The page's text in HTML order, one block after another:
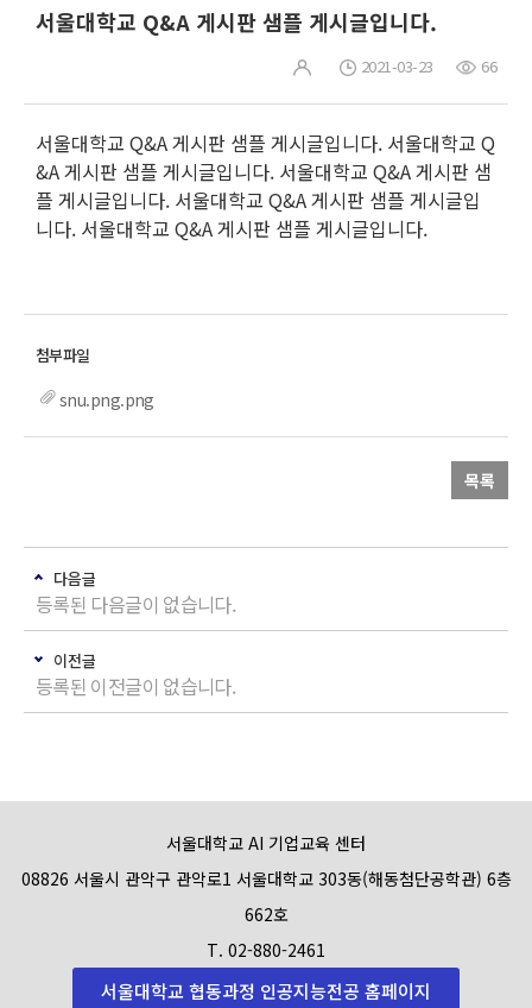
서울대학교 Q&A 게시판 샘플 게시글입니다.
2021-03-23 66
서울대학교 Q&A 게시판 샘플 게시글입니다. 서울대학교 Q
&A 게시판 샘플 게시글입니다. 서울대학교 Q&A 게시판 샘
플 게시글입니다. 서울대학교 Q&A 게시판 샘플 게시글입
니다. 서울대학교 Q&A 게시판 샘플 게시글입니다.
snu.png.png
목록
다음글
등록된 다음글이 없습니다.
이전글
등록된 이전글이 없습니다.
서울대학교 AI 기업교육 센터
08826 서울시 관악구 관악로1 서울대학교 303동(해동첨단공학관) 6층
662호
T. 02-880-2461
서울대학교 협동과정 인공지능전공 홈페이지